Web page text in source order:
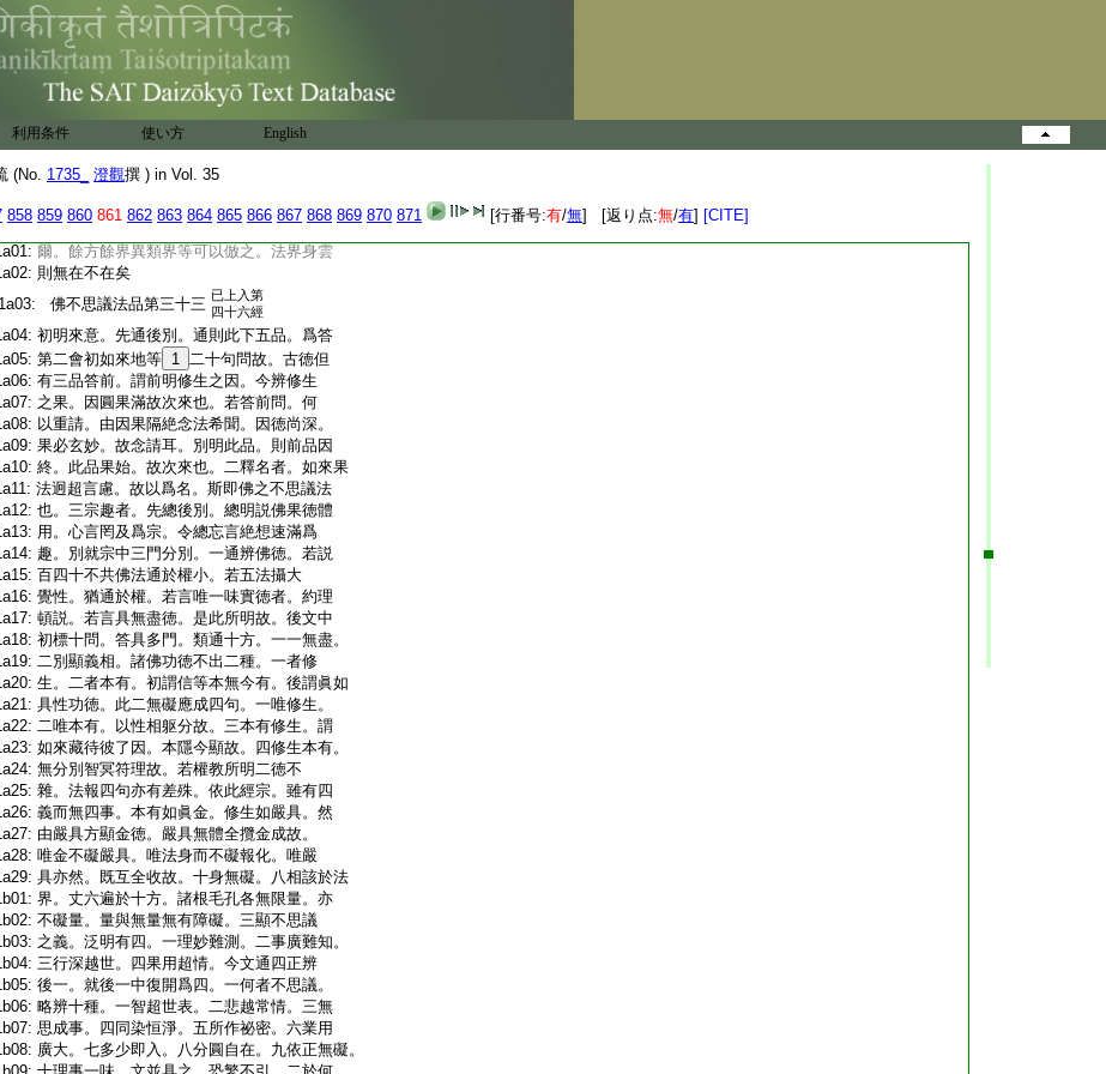
利用条件 使い方 English
(No. 1735_ 澄觀撰 ) in Vol. 35
858 859 860 861 862 863 864 865 866 867 868 869 870 871 [行番号:有/無] [返り点:無/有] [CITE]
3 誰入。即末田乞地之所。略如音義。廣出
西域記第三。十増長歡喜城。古釋云。即南印
度。尊者窟者。即上座部所居之所。十一庵
浮梨摩。此云無垢。即是果名。此國豐而且勝
故以爲名。在中印度境。十二乾陀羅國。此
云持地國。多得道果者護持。不爲他國
侵害故。或云香遍。遍國香草先發故。
羅者是香華樹名。與初品苫末羅。梵言輕
重耳。遍窟側近多生此故。相傳云。是佛留
影之所。具如西域記及大集月藏分第十。此
爾。餘方餘界異類界等可以倣之。法界身雲
則無在不在矣
佛不思議法品第三十三 已上入第
四十六經
初明來意。先通後別。通則此下五品。爲答
第二會初如來地等 1 二十句問故。古徳但
有三品答前。謂前明修生之因。今辨修生
之果。因圓果滿故次來也。若答前問。何
以重請。由因果隔絶念法希聞。因徳尚深。
果必玄妙。故念請耳。別明此品。則前品因
終。此品果始。故次來也。二釋名者。如來果
法迥超言慮。故以爲名。斯即佛之不思議法
也。三宗趣者。先總後別。總明説佛果徳體
用。心言罔及爲宗。令總忘言絶想速滿爲
趣。別就宗中三門分別。一通辨佛徳。若説
百四十不共佛法通於權小。若五法攝大
覺性。猶通於權。若言唯一味實徳者。約理
頓説。若言具無盡徳。是此所明故。後文中
初標十問。答具多門。類通十方。一一無盡。
二別顯義相。諸佛功徳不出二種。一者修
生。二者本有。初謂信等本無今有。後謂眞如
具性功徳。此二無礙應成四句。一唯修生。
二唯本有。以性相躯分故。三本有修生。謂
如來藏待彼了因。本隱今顯故。四修生本有。
無分別智冥符理故。若權教所明二徳不
雜。法報四句亦有差殊。依此經宗。雖有四
義而無四事。本有如眞金。修生如嚴具。然
由嚴具方顯金徳。嚴具無體全攬金成故。
唯金不礙嚴具。唯法身而不礙報化。唯嚴
具亦然。既互全收故。十身無礙。八相該於法
界。丈六遍於十方。諸根毛孔各無限量。亦
不礙量。量與無量無有障礙。三顯不思議
之義。泛明有四。一理妙難測。二事廣難知。
三行深越世。四果用超情。今文通四正辨
後一。就後一中復開爲四。一何者不思議。
略辨十種。一智超世表。二悲越常情。三無
思成事。四同染恒淨。五所作祕密。六業用
廣大。七多少即入。八分圓自在。九依正無礙。